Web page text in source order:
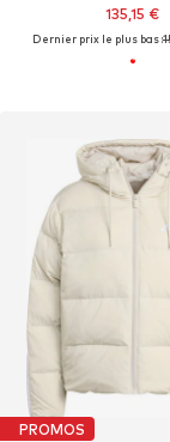
135,15 €
Dernier prix le plus bas :
PROMOS